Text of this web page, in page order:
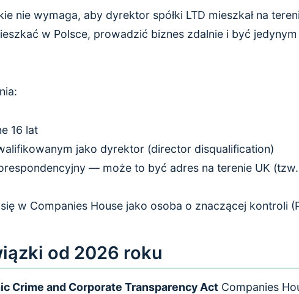
nie wymaga, aby dyrektor spółki LTD mieszkał na
w Polsce, prowadzić biznes zdalnie i być
16 lat
jako dyrektor (director disqualification)
— może to być adres na terenie UK
w Companies House jako osoba o znaczącej kontroli
od 2026 roku
Crime and Corporate Transparency Act Companies